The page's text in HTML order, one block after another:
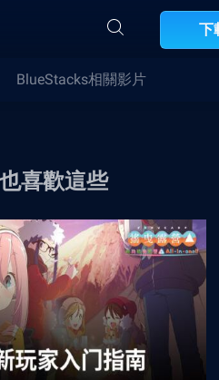
下
BlueStacks相關影片
喜歡這些